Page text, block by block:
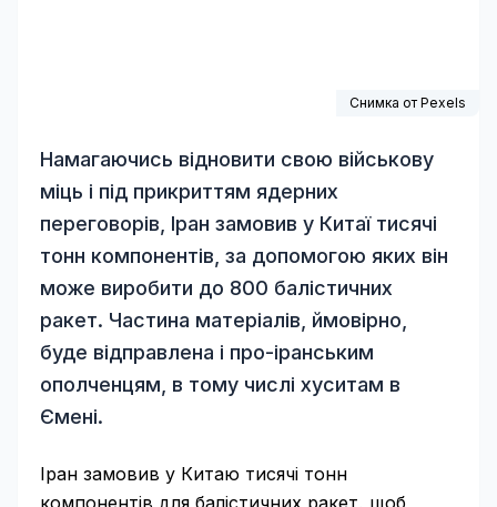
Снимка от Pexels
Намагаючись відновити свою військову
міць і під прикриттям ядерних
переговорів, Іран замовив у Китаї тисячі
тонн компонентів, за допомогою яких він
може виробити до 800 балістичних
ракет. Частина матеріалів, ймовірно,
буде відправлена і про-іранським
ополченцям, в тому числі хуситам в
Ємені.
Іран замовив у Китаю тисячі тонн
компонентів для балістичних ракет, щоб